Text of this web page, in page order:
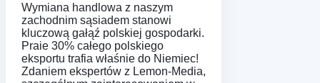
Wymiana handlowa z naszym
zachodnim sąsiadem stanowi
kluczową gałąź polskiej gospodarki.
Praie 30% całego polskiego
eksportu trafia właśnie do Niemiec!
Zdaniem ekspertów z Lemon-Media,